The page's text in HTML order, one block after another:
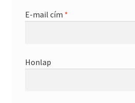
E-mail cím *
Honlap